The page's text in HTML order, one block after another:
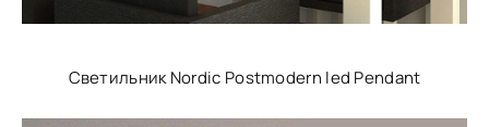
Светильник Nordic Postmodern led Pendant